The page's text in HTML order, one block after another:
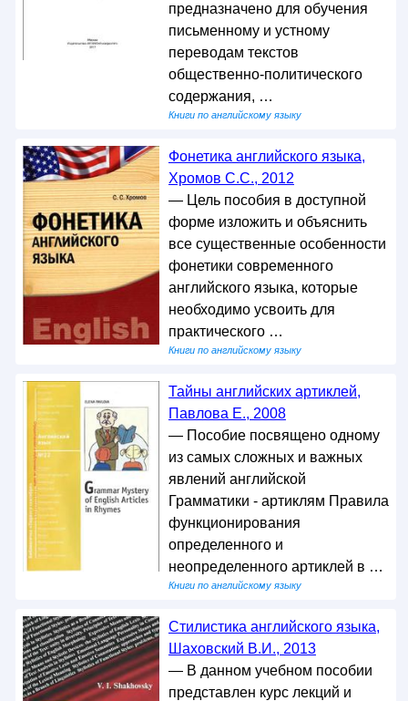
предназначено для обучения
письменному и устному
переводам текстов
общественно-политического
содержания, …
Книги по английскому языку
Фонетика английского языка,
Хромов С.С., 2012
— Цель пособия в доступной
форме изложить и объяснить
все существенные особенности
фонетики современного
английского языка, которые
необходимо усвоить для
практического …
Книги по английскому языку
Тайны английских артиклей,
Павлова Е., 2008
— Пособие посвящено одному
из самых сложных и важных
явлений английской
Грамматики - артиклям Правила
функционирования
определенного и
неопределенного артиклей в …
Книги по английскому языку
Стилистика английского языка,
Шаховский В.И., 2013
— В данном учебном пособии
представлен курс лекций и